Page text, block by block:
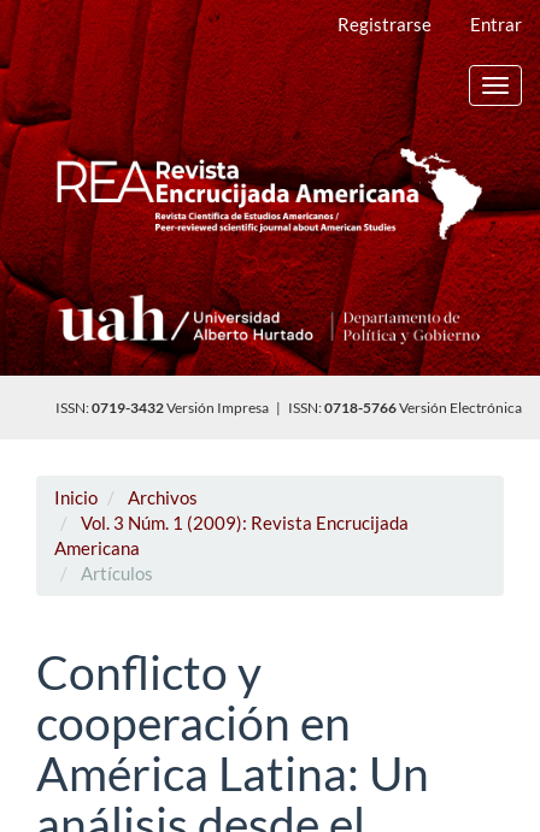
Navegación
principal
Contenido
principal
Barra
lateral
Registrarse Entrar
ISSN:0719-3432Versión Impresa | ISSN:0718-5766Versión Electrónica
Inicio
Archivos
Vol. 3 Núm. 1 (2009): Revista Encrucijada
Americana
Artículos
Conflicto y
cooperación en
América Latina: Un